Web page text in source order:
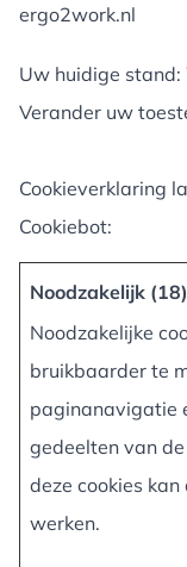
ergo2work.nl
Uw huidige stand:
Verander uw
Cookieverklaring
Cookiebot:
Noodzakelijk (18)
Noodzakelijke
bruikbaarder te
paginanavigatie
gedeelten van
deze cookies
werken.